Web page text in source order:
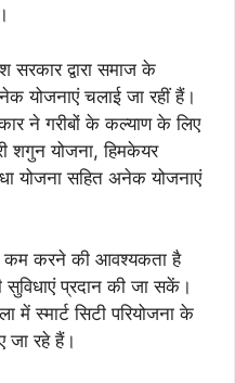
सरकार द्वारा समाज के
योजनाएं चलाई जा रहीं हैं।
ने गरीबों के कल्याण के लिए
शगुन योजना, हिमकेयर
योजना सहित अनेक योजनाएं
कम करने की आवश्यकता है
सुविधाएं प्रदान की जा सकें।
में स्मार्ट सिटी परियोजना के
जा रहे हैं।